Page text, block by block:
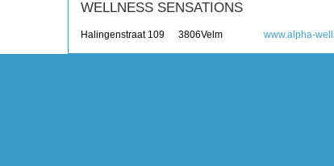
WELLNESS SENSATIONS
Halingenstraat 109 3806Velm www.alpha-